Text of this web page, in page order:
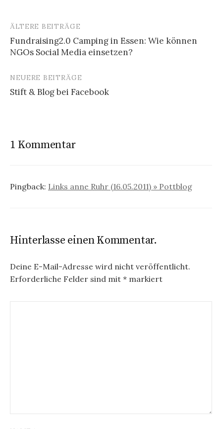
B
e
i
a
i
g
a
t
ÄLTERE BEITRÄGE
Fundraising2.0 Camping in Essen: Wie können
NGOs Social Media einsetzen?
NEUERE BEITRÄGE
Stift & Blog bei Facebook
1 Kommentar
Pingback: Links anne Ruhr (16.05.2011) » Pottblog
Hinterlasse einen Kommentar.
Deine E-Mail-Adresse wird nicht veröffentlicht.
Erforderliche Felder sind mit * markiert